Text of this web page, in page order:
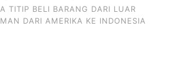
TITIP BELI BARANG DARI LUAR
DARI AMERIKA KE INDONESIA